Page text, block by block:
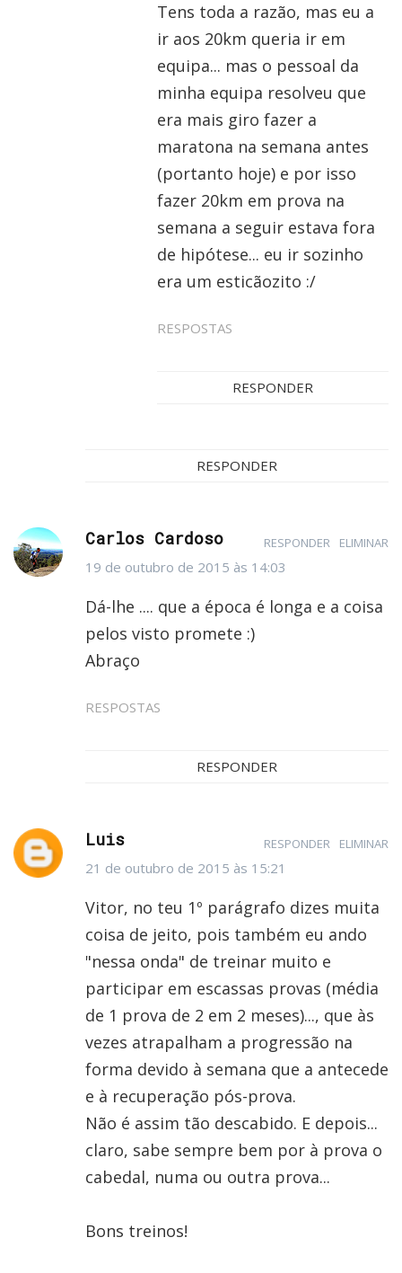
Tens toda a razão, mas eu a
ir aos 20km queria ir em
equipa... mas o pessoal da
minha equipa resolveu que
era mais giro fazer a
maratona na semana antes
(portanto hoje) e por isso
fazer 20km em prova na
semana a seguir estava fora
de hipótese... eu ir sozinho
era um esticãozito :/
RESPOSTAS
RESPONDER
RESPONDER
Carlos Cardoso
19 de outubro de 2015 às 14:03
Dá-lhe .... que a época é longa e a coisa
pelos visto promete :)
Abraço
RESPONDER ELIMINAR
RESPOSTAS
RESPONDER
Luis
21 de outubro de 2015 às 15:21
Vitor, no teu 1º parágrafo dizes muita
coisa de jeito, pois também eu ando
"nessa onda" de treinar muito e
participar em escassas provas (média
de 1 prova de 2 em 2 meses)..., que às
vezes atrapalham a progressão na
forma devido à semana que a antecede
e à recuperação pós-prova.
Não é assim tão descabido. E depois...
claro, sabe sempre bem por à prova o
cabedal, numa ou outra prova...
Bons treinos!
RESPONDER ELIMINAR